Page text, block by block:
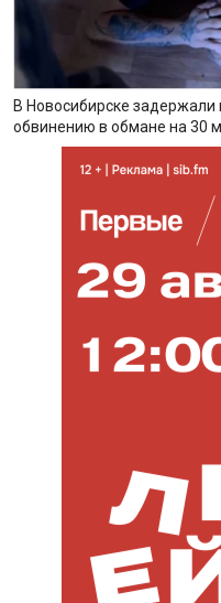
В Новосибирске
обвинению в обмане на 30